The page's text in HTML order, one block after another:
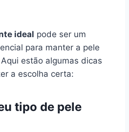
ideal pode ser um
para manter a pele
estão algumas dicas
a escolha certa:
tipo de pele